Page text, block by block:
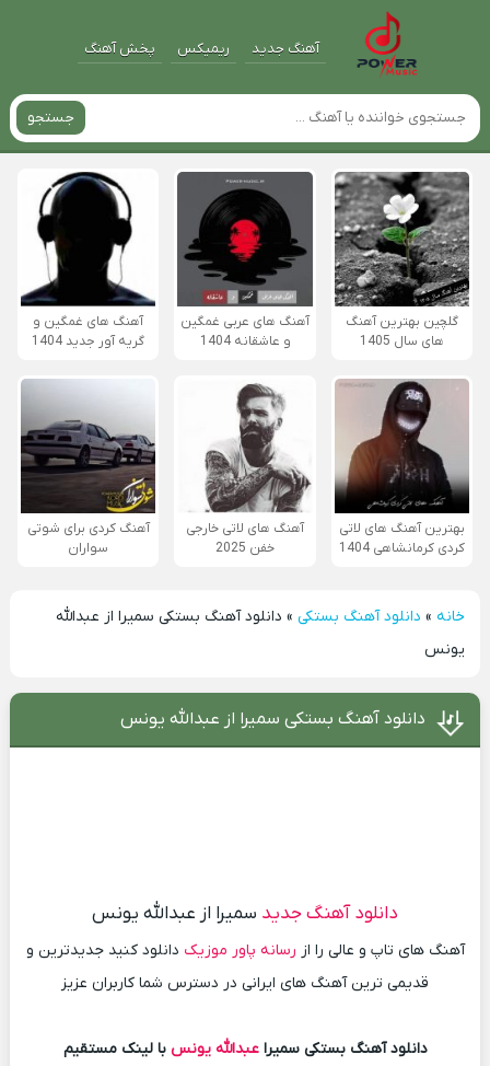
آهنگ جدید ریمیکس پخش آهنگ
جستجو
گلچین بهترین آهنگ
های سال 1405
آهنگ های عربی غمگین
و عاشقانه 1404
آهنگ های غمگین و
گریه آور جدید 1404
بهترین آهنگ های لاتی
کردی کرمانشاهی 1404
آهنگ های لاتی خارجی
خفن 2025
آهنگ کردی برای شوتی
سواران
خانه» دانلود آهنگ بستکی» دانلود آهنگ بستکی سمیرا از عبدالله
یونس
دانلود آهنگ بستکی سمیرا از عبدالله یونس
دانلود آهنگ جدید سمیرا از عبدالله یونس
آهنگ های تاپ و عالی را از رسانه پاور موزیک دانلود کنید جدیدترین و
قدیمی ترین آهنگ های ایرانی در دسترس شما کاربران عزیز
دانلود آهنگ بستکی سمیراعبدالله یونس با لینک مستقیم